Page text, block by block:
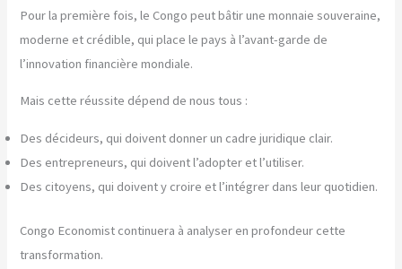
Pour la première fois, le Congo peut bâtir une monnaie souveraine,
moderne et crédible, qui place le pays à l’avant-garde de
l’innovation financière mondiale.
Mais cette réussite dépend de nous tous :
Des décideurs, qui doivent donner un cadre juridique clair.
Des entrepreneurs, qui doivent l’adopter et l’utiliser.
Des citoyens, qui doivent y croire et l’intégrer dans leur quotidien.
Congo Economist continuera à analyser en profondeur cette
transformation.